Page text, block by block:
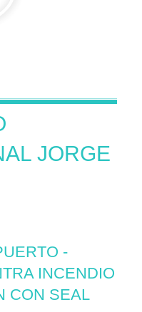
JORGE
-
INCENDIO
CON SEAL